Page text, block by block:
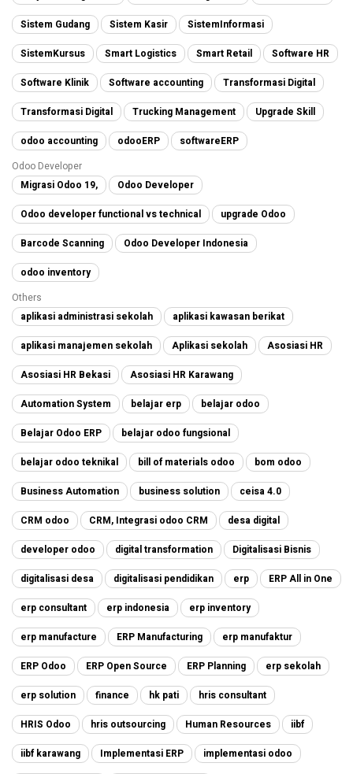
Sistem Gudang Sistem Kasir SistemInformasi
SistemKursus Smart Logistics Smart Retail Software HR
Software Klinik Software accounting Transformasi Digital
Transformasi Digital Trucking Management Upgrade Skill
odoo accounting odooERP
softwareERP
Odoo Developer
Migrasi Odoo 19,
Odoo Developer
Odoo developer functional vs technical upgrade Odoo
Barcode Scanning Odoo Developer Indonesia
odoo inventory
Others
aplikasi administrasi sekolah
aplikasi kawasan berikat
aplikasi manajemen sekolah Aplikasi sekolah Asosiasi HR
Asosiasi HR Bekasi Asosiasi HR Karawang
Automation System belajar erp belajar odoo
Belajar Odoo ERP belajar odoo fungsional
belajar odoo teknikal bill of materials odoo bom odoo
Business Automation business solution ceisa 4.0
CRM odoo CRM, Integrasi odoo CRM desa digital
developer odoo digital transformation Digitalisasi Bisnis
digitalisasi desa digitalisasi pendidikan erp ERP All in One
erp consultant erp indonesia erp inventory
erp manufacture ERP Manufacturing erp manufaktur
ERP Odoo ERP Open Source ERP Planning erp sekolah
erp solution finance hk pati hris consultant
HRIS Odoo hris outsourcing Human Resources iibf
iibf karawang Implementasi ERP implementasi odoo